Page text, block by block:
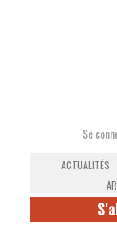
Se
ACTUALITÉS